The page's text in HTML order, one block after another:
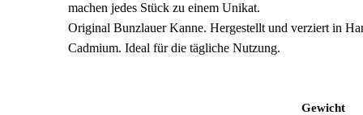
machen jedes Stück zu einem Unikat.
Original Bunzlauer Kanne. Hergestellt und verziert in
Cadmium. Ideal für die tägliche Nutzung.
Gewicht